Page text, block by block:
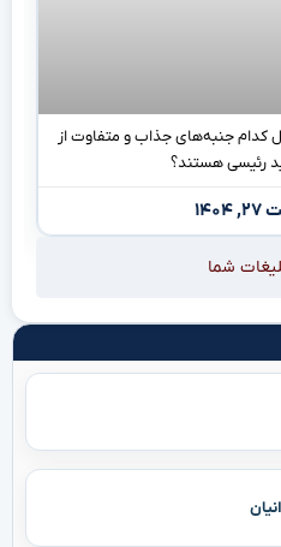
کدام جنبه‌های جذاب و متفاوت از
هستند؟
شما